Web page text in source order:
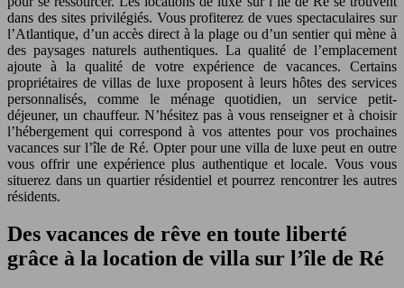
dans des sites privilégiés. Vous profiterez de vues spectaculaires sur
l’Atlantique, d’un accès direct à la plage ou d’un sentier qui mène à
des paysages naturels authentiques. La qualité de l’emplacement
ajoute à la qualité de votre expérience de vacances. Certains
propriétaires de villas de luxe proposent à leurs hôtes des services
personnalisés, comme le ménage quotidien, un service petit-
déjeuner, un chauffeur. N’hésitez pas à vous renseigner et à choisir
l’hébergement qui correspond à vos attentes pour vos prochaines
vacances sur l’île de Ré. Opter pour une villa de luxe peut en outre
vous offrir une expérience plus authentique et locale. Vous vous
situerez dans un quartier résidentiel et pourrez rencontrer les autres
résidents.
Des vacances de rêve en toute liberté
grâce à la location de villa sur l’île de Ré